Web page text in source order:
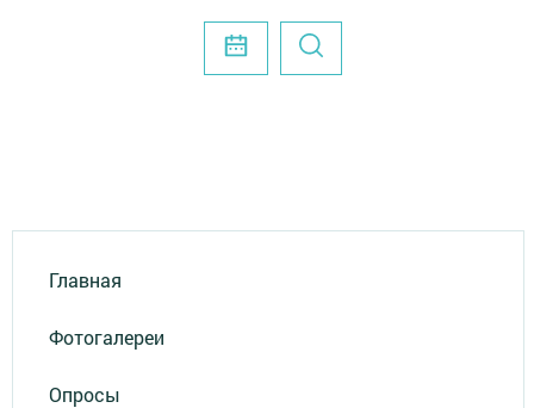
Главная
Фотогалереи
Опросы